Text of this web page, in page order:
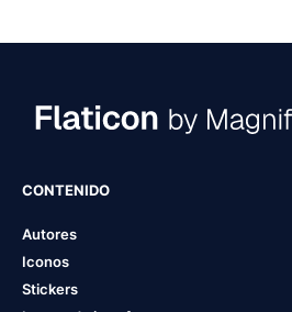
CONTENIDO
Autores
Iconos
Stickers